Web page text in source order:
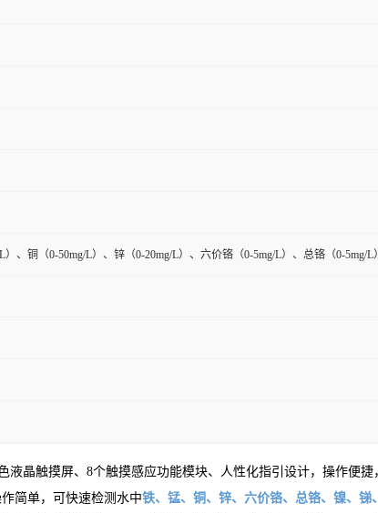
、铜（0-50mg/L）、锌（0-20mg/L）、六价铬（0-5mg/L）、总铬（0-5mg/L
液晶触摸屏、8个触摸感应功能模块、人性化指引设计，操作便捷
简单，可快速检测水中铁、锰、铜、锌、六价铬、总铬、镍、锑